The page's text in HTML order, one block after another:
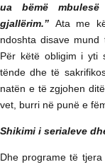
ua bëmë mbulesë
gjallërim.” Ata me
ndoshta disave mund
Për këtë obligim i yti
tënde dhe të
natën e të zgjohen
vet, burri në punë e
Shikimi i serialeve
Dhe programe të